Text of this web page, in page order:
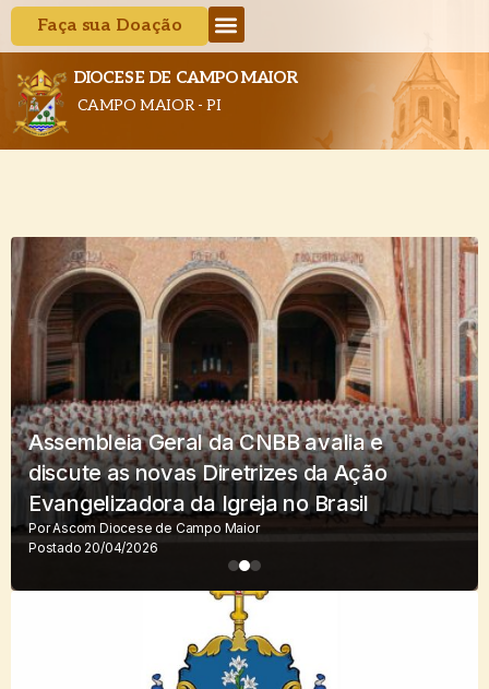
Faça sua Doação
DIOCESE DE CAMPO MAIOR
CAMPO MAIOR - PI
Assembleia Geral da CNBB avalia e
discute as novas Diretrizes da Ação
Evangelizadora da Igreja no Brasil
PorAscom Diocese de Campo Maior
Postado 20/04/2026